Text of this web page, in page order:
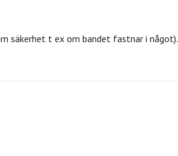
säkerhet t ex om bandet fastnar i något).